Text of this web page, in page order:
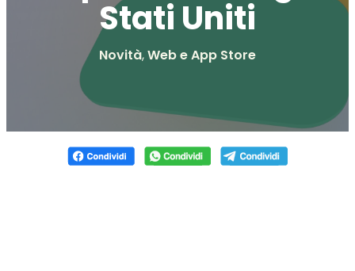
Stati Uniti
Novità,Web e App Store